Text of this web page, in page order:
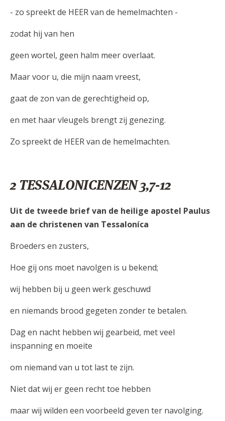
- zo spreekt de HEER van de hemelmachten -
zodat hij van hen
geen wortel, geen halm meer overlaat.
Maar voor u, die mijn naam vreest,
gaat de zon van de gerechtigheid op,
en met haar vleugels brengt zij genezing.
Zo spreekt de HEER van de hemelmachten.
2 TESSALONICENZEN 3,7-12
Uit de tweede brief van de heilige apostel Paulus
aan de christenen van Tessaloníca
Broeders en zusters,
Hoe gij ons moet navolgen is u bekend;
wij hebben bij u geen werk geschuwd
en niemands brood gegeten zonder te betalen.
Dag en nacht hebben wij gearbeid, met veel
inspanning en moeite
om niemand van u tot last te zijn.
Niet dat wij er geen recht toe hebben
maar wij wilden een voorbeeld geven ter navolging.